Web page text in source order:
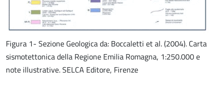
Figura 1- Sezione Geologica da: Boccaletti et al. (2004). Carta
sismotettonica della Regione Emilia Romagna, 1:250.000 e
note illustrative. SELCA Editore, Firenze